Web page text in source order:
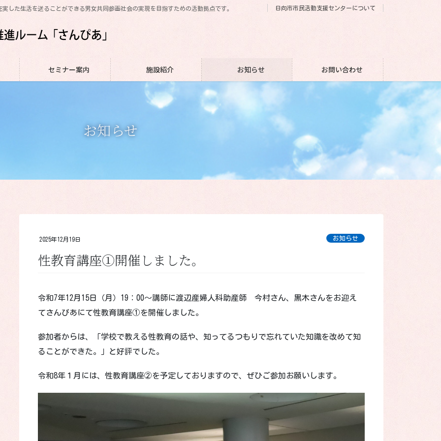
した生活を送ることができる男女共同参画社会の実現を目指すための活動拠点です。 日向市市民活動支援センターについて
セミナー案内 施設紹介 お知らせ お問い合わせ
お知らせ
2025年12月19日 お知らせ
性教育講座①開催しました。
令和7年12月15日（月）19：00～講師に渡辺産婦人科助産師 今村さん、黒木さんをお迎え
てさんぴあにて性教育講座①を開催しました。
参加者からは、「学校で教える性教育の話や、知ってるつもりで忘れていた知識を改めて知
ることができた。」と好評でした。
令和8年１月には、性教育講座②を予定しておりますので、ぜひご参加お願いします。